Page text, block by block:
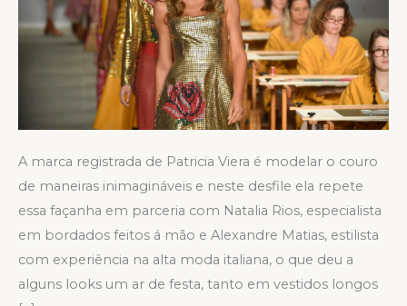
A marca registrada de Patricia Viera é modelar o couro
de maneiras inimagináveis e neste desfile ela repete
essa façanha em parceria com Natalia Rios, especialista
em bordados feitos á mão e Alexandre Matias, estilista
com experiência na alta moda italiana, o que deu a
alguns looks um ar de festa, tanto em vestidos longos